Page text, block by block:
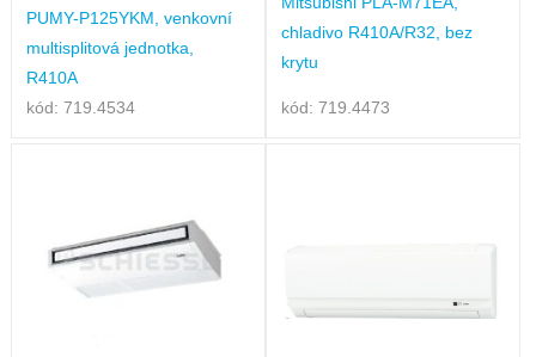
PUMY-P125YKM, venkovní
multisplitová jednotka,
R410A
kód: 719.4534
chladivo R410A/R32, bez
krytu
kód: 719.4473